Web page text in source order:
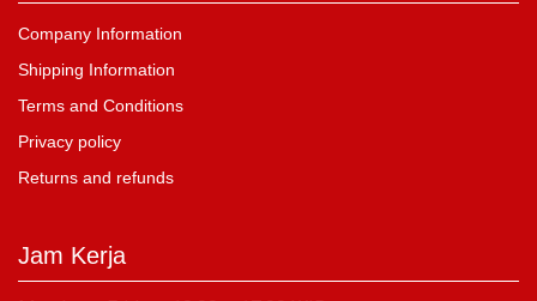
Company Information
Shipping Information
Terms and Conditions
Privacy policy
Returns and refunds
Jam Kerja